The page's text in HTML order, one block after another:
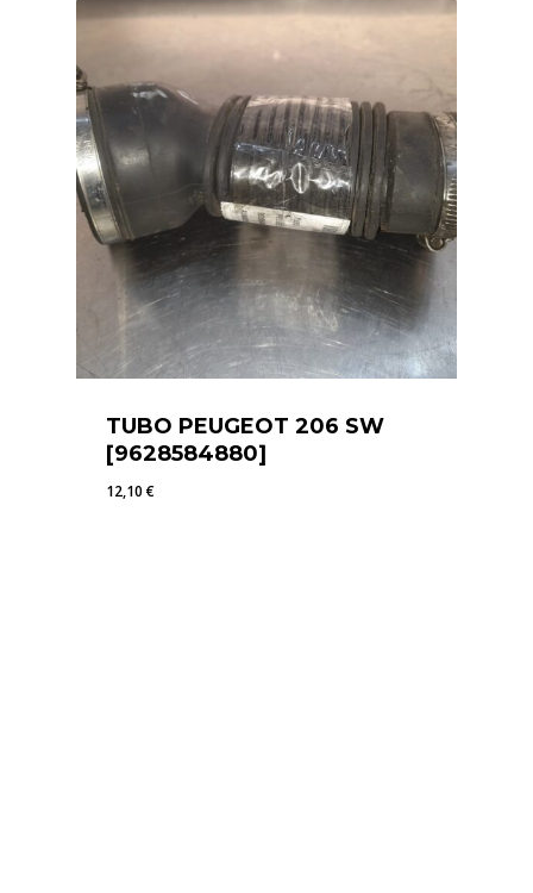
TUBO PEUGEOT 206 SW
[9628584880]
12,10€